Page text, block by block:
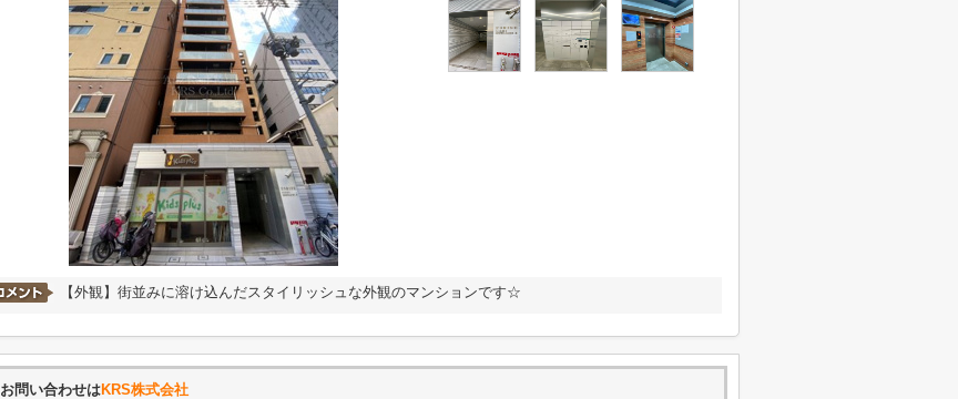
【外観】街並みに溶け込んだスタイリッシュな外観のマンションです☆
お問い合わせはKRS株式会社